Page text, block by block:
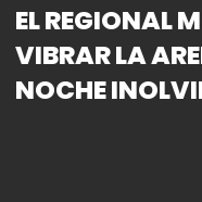
EL REGIONAL
VIBRAR LA
NOCHE